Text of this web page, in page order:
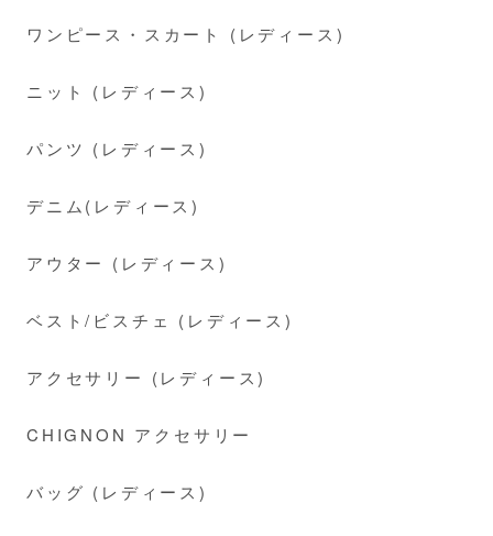
ワンピース・スカート (レディース)
ニット (レディース)
パンツ (レディース)
デニム(レディース)
アウター (レディース)
ベスト/ビスチェ (レディース)
アクセサリー (レディース)
CHIGNON アクセサリー
バッグ (レディース)